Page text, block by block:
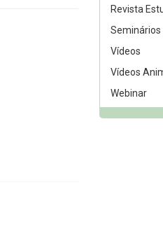
Revista
Seminários
Vídeos
Vídeos
Webinar